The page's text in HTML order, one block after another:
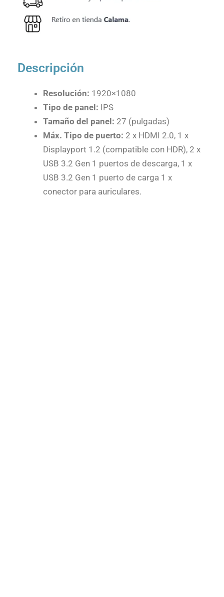
Descripción
Resolución: 1920×1080
Tipo de panel: IPS
Tamaño del panel: 27 (pulgadas)
Máx. Tipo de puerto: 2 x HDMI 2.0, 1 x
Displayport 1.2 (compatible con HDR), 2 x
USB 3.2 Gen 1 puertos de descarga, 1 x
USB 3.2 Gen 1 puerto de carga 1 x
conector para auriculares.